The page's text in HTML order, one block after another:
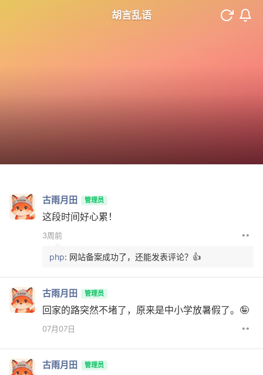
胡言乱语
古雨月田 管理员
这段时间好心累！
3周前 ••
php: 网站备案成功了，还能发表评论？👍
古雨月田 管理员
回家的路突然不堵了，原来是中小学放暑假了。🤪
07月07日 ••
古雨月田 管理员